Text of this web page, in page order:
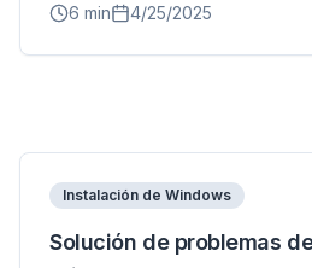
6 min 4/25/2025
Instalación de Windows
Solución de problemas